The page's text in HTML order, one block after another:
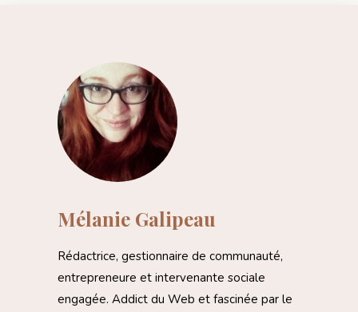
Mélanie Galipeau
Rédactrice, gestionnaire de communauté,
entrepreneure et intervenante sociale
engagée. Addict du Web et fascinée par le